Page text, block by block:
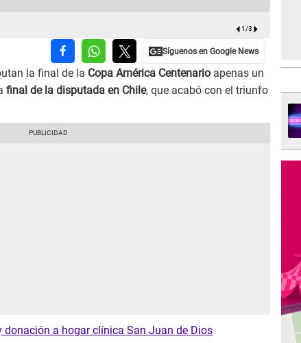
1 /3
la final de la Copa América Centenario apenas un
final de la disputada en Chile, que acabó con el triunfo
donación a hogar clínica San Juan de Dios